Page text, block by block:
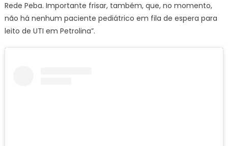
Rede Peba. Importante frisar, também, que, no momento,
não há nenhum paciente pediátrico em fila de espera para
leito de UTI em Petrolina”.